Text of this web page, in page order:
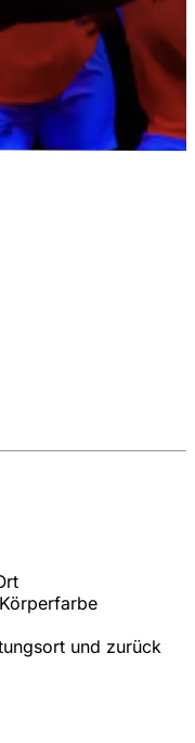
und zurück